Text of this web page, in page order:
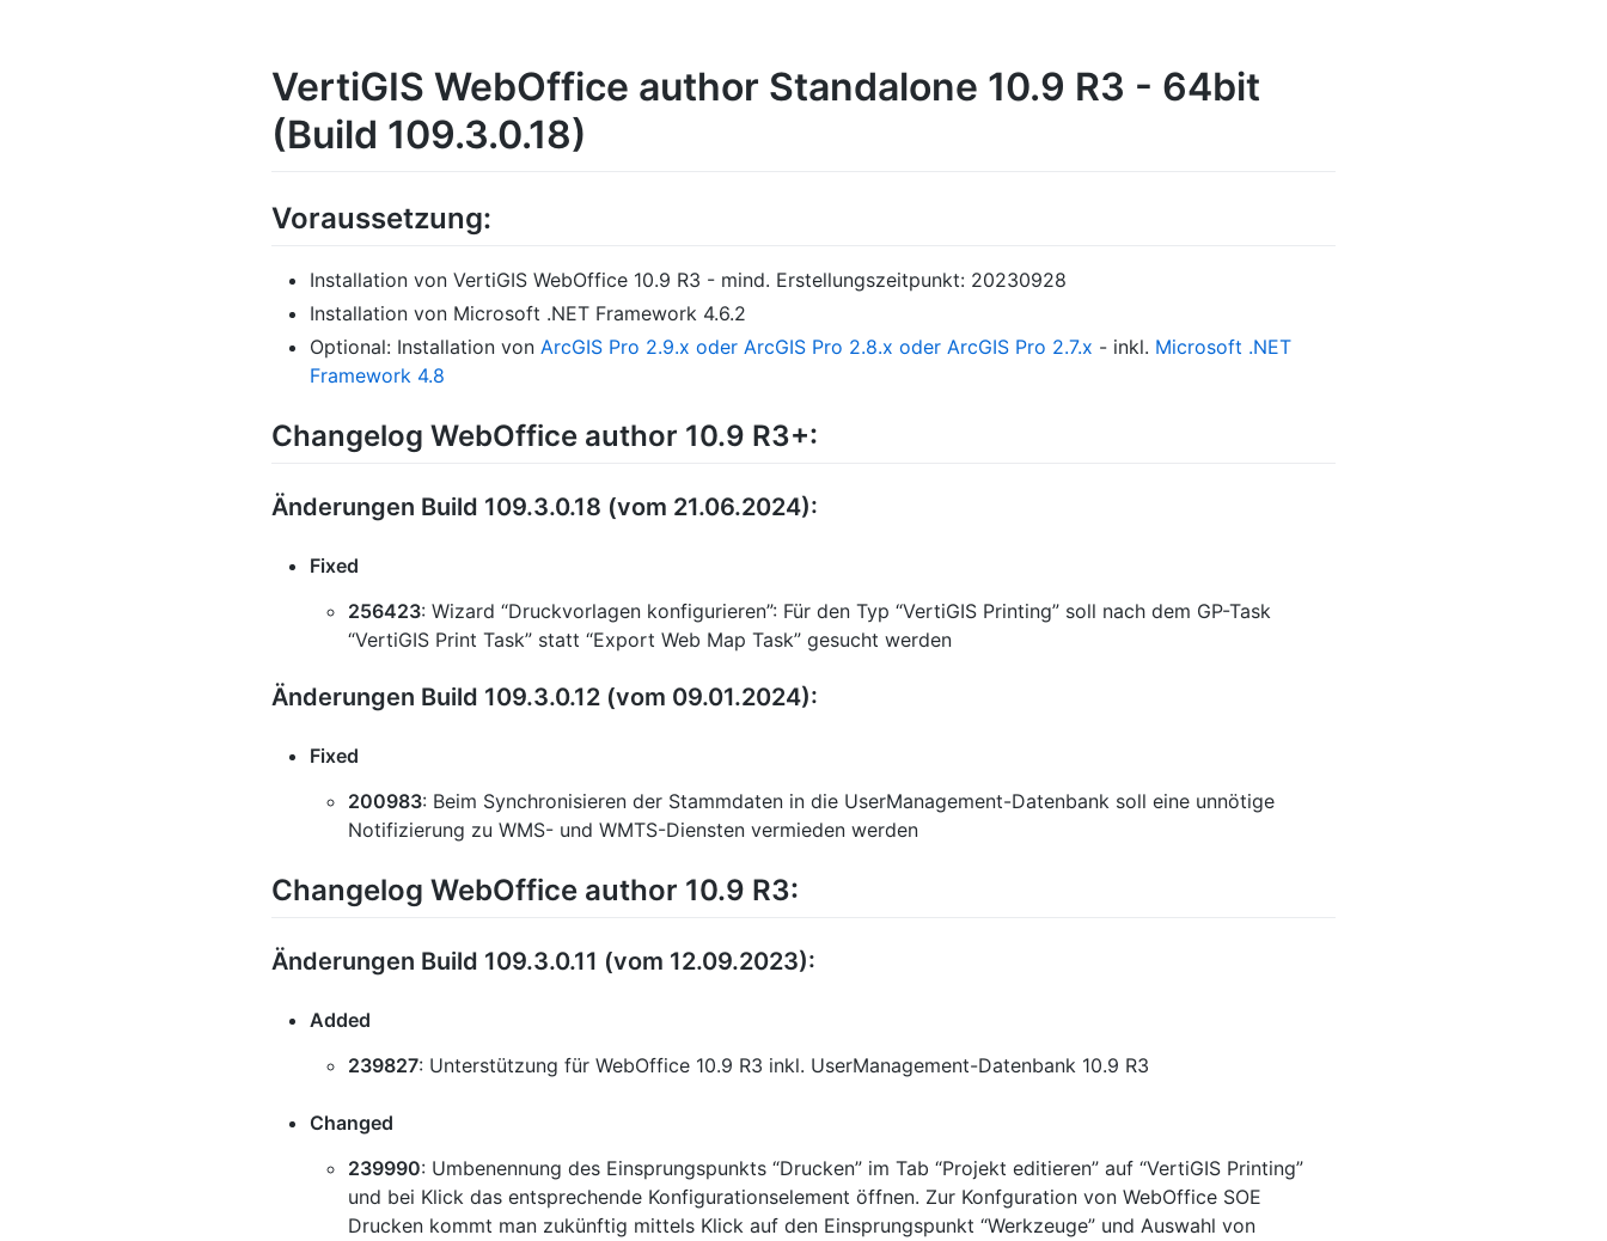
VertiGIS WebOffice author Standalone 10.9 R3 - 64bit
(Build 109.3.0.18)
Voraussetzung:
Installation von VertiGIS WebOffice 10.9 R3 - mind. Erstellungszeitpunkt: 20230928
Installation von Microsoft .NET Framework 4.6.2
Optional: Installation von ArcGIS Pro 2.9.x oder ArcGIS Pro 2.8.x oder ArcGIS Pro 2.7.x - inkl. Microsoft .NET
Framework 4.8
Changelog WebOffice author 10.9 R3+:
Änderungen Build 109.3.0.18 (vom 21.06.2024):
Fixed
256423: Wizard “Druckvorlagen konfigurieren”: Für den Typ “VertiGIS Printing” soll nach dem GP-Task
“VertiGIS Print Task” statt “Export Web Map Task” gesucht werden
Änderungen Build 109.3.0.12 (vom 09.01.2024):
Fixed
200983: Beim Synchronisieren der Stammdaten in die UserManagement-Datenbank soll eine unnötige
Notifizierung zu WMS- und WMTS-Diensten vermieden werden
Changelog WebOffice author 10.9 R3:
Änderungen Build 109.3.0.11 (vom 12.09.2023):
Added
239827: Unterstützung für WebOffice 10.9 R3 inkl. UserManagement-Datenbank 10.9 R3
Changed
239990: Umbenennung des Einsprungspunkts “Drucken” im Tab “Projekt editieren” auf “VertiGIS Printing”
und bei Klick das entsprechende Konfigurationselement öffnen. Zur Konfguration von WebOffice SOE
Drucken kommt man zukünftig mittels Klick auf den Einsprungspunkt “Werkzeuge” und Auswahl von